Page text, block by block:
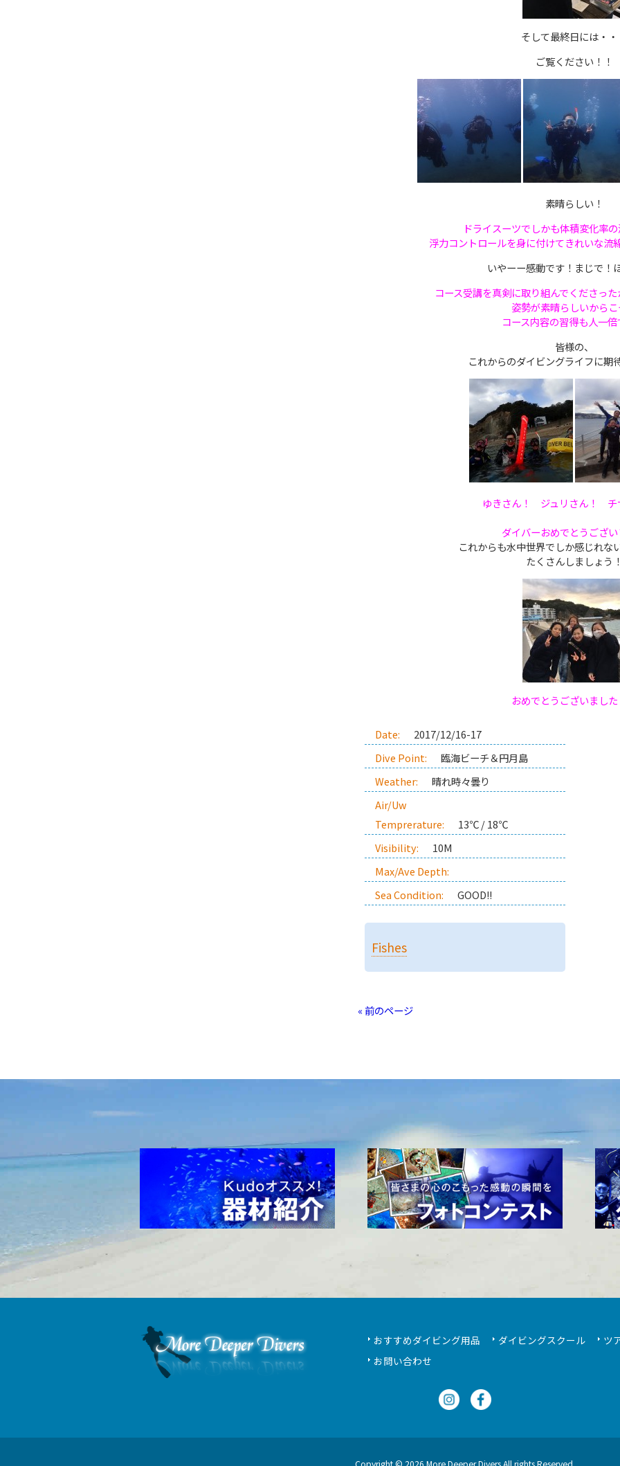
そして最終日には・
ご覧ください！！
素晴らしい！
ドライスーツでしかも体積変化率
浮力コントロールを身に付けてきれいな流
いやーー感動です！まじで！
コース受講を真剣に取り組んでくださっ
姿勢が素晴らしいから
コース内容の習得も人一
皆様の、
これからのダイビングライフに期
ゆきさん！ ジュリさん！ チ
ダイバーおめでとうござ
これからも水中世界でしか感じれな
たくさんしましょう
おめでとうございまし
Date:
2017/12/16-17
Dive Point:
臨海ビーチ＆円月島
Weather:
晴れ時々曇り
Air/Uw
Temprerature:
13℃ / 18℃
Visibility:
10M
Max/Ave Depth:
Sea Condition:
GOOD!!
Fishes
« 前のページ
おすすめダイビング用品 ダイビングスクール
ツ
お問い合わせ